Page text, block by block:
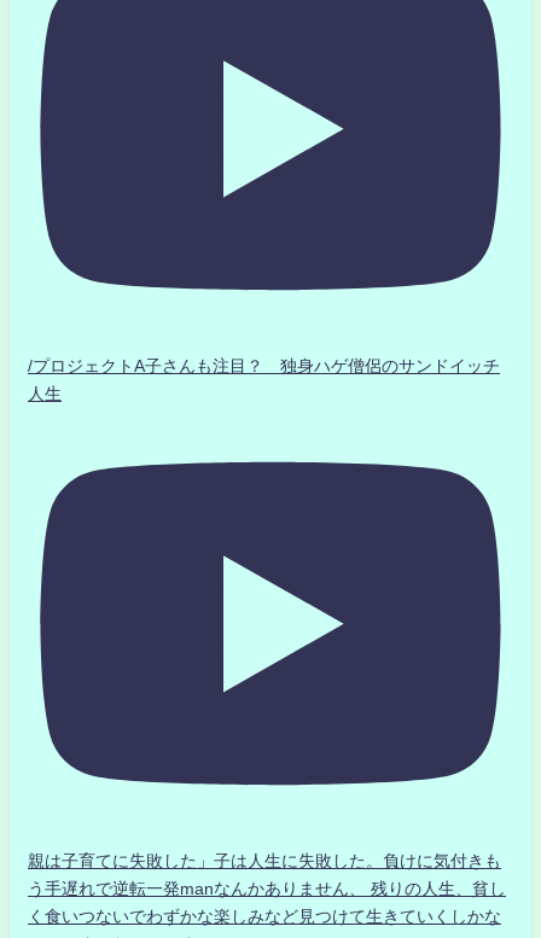
/プロジェクトA子さんも注目？ 独身ハゲ僧侶のサンドイッチ
人生
親は子育てに失敗した」子は人生に失敗した。負けに気付きも
う手遅れで逆転一発manなんかありません、 残りの人生、貧し
く食いつないでわずかな楽しみなど見つけて生きていくしかな